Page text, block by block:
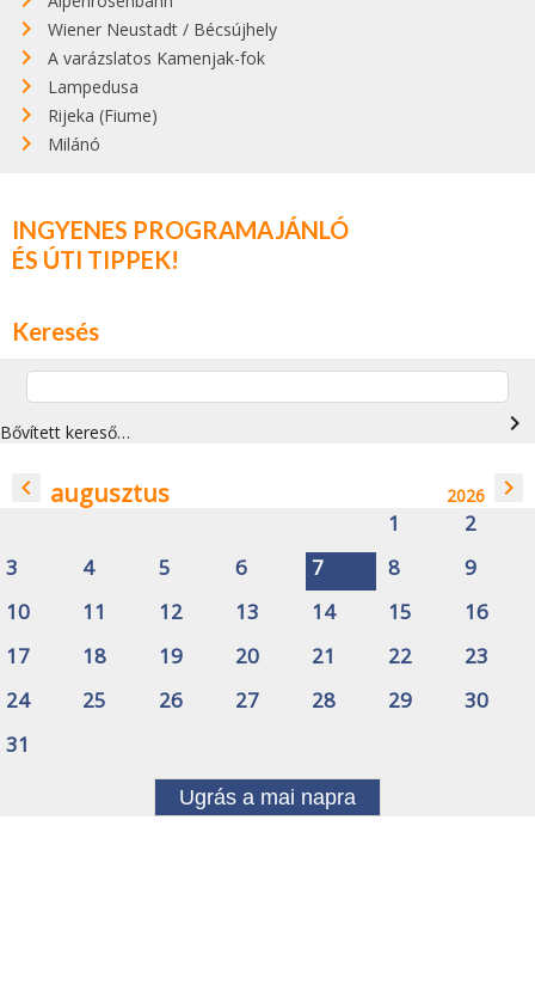
Wiener Neustadt / Bécsújhely
A varázslatos Kamenjak-fok
Lampedusa
Rijeka (Fiume)
Milánó
INGYENES PROGRAMAJÁNLÓ
ÉS ÚTI TIPPEK!
Keresés
Bővített kereső… navigate_next
navigate_before augusztus 2026 navigate_next
1
2
3
4 5 6 7 8
9
10
11 12 13 14 15
16
17
18 19 20 21 22
23
24
25 26 27 28 29
30
31
Ugrás a mai napra